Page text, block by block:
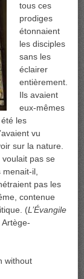
tous ces
prodiges
étonnaient
les disciples
sans les
éclairer
entièrement.
Ils avaient
eux-mêmes
les
vu
sur la nature.
pas se
il,
pas les
contenue
(L’Évangile
, Artège-
without